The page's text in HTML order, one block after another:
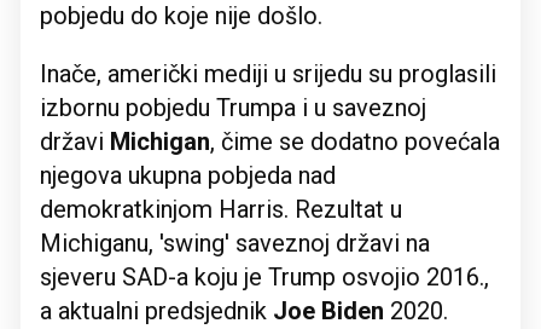
pobjedu do koje nije došlo.
Inače, američki mediji u srijedu su proglasili
izbornu pobjedu Trumpa i u saveznoj
državi Michigan, čime se dodatno povećala
njegova ukupna pobjeda nad
demokratkinjom Harris. Rezultat u
Michiganu, 'swing' saveznoj državi na
sjeveru SAD-a koju je Trump osvojio 2016.,
a aktualni predsjednik Joe Biden 2020.